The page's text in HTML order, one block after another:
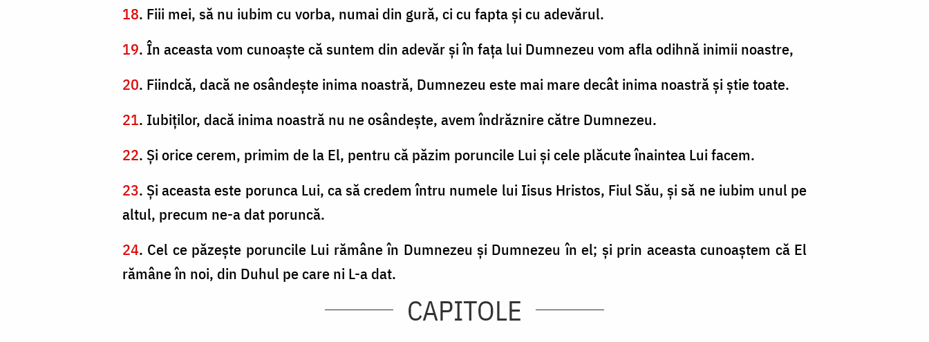
18. Fiii mei, să nu iubim cu vorba, numai din gură, ci cu fapta şi cu adevărul.
19. În aceasta vom cunoaşte că suntem din adevăr şi în faţa lui Dumnezeu vom afla odihnă inimii noastre,
20. Fiindcă, dacă ne osândeşte inima noastră, Dumnezeu este mai mare decât inima noastră şi ştie toate.
21. Iubiţilor, dacă inima noastră nu ne osândeşte, avem îndrăznire către Dumnezeu.
22. Şi orice cerem, primim de la El, pentru că păzim poruncile Lui şi cele plăcute înaintea Lui facem.
23. Şi aceasta este porunca Lui, ca să credem întru numele lui Iisus Hristos, Fiul Său, şi să ne iubim unul pe
altul, precum ne-a dat poruncă.
24. Cel ce păzeşte poruncile Lui rămâne în Dumnezeu şi Dumnezeu în el; şi prin aceasta cunoaştem că El
rămâne în noi, din Duhul pe care ni L-a dat.
CAPITOLE